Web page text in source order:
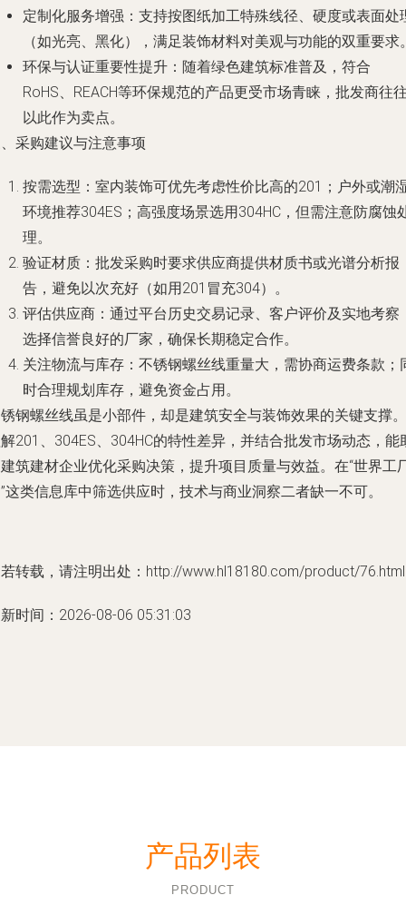
定制化服务增强 ：支持按图纸加工特殊线径、硬度或表面处
（如光亮、黑化），满足装饰材料对美观与功能的双重要求
环保与认证重要性提升 ：随着绿色建筑标准普及，符合
RoHS、REACH等环保规范的产品更受市场青睐，批发商往
以此作为卖点。
采购建议与注意事项
按需选型 ：室内装饰可优先考虑性价比高的201；户外或潮
环境推荐304ES；高强度场景选用304HC，但需注意防腐蚀
理。
验证材质 ：批发采购时要求供应商提供材质书或光谱分析报
告，避免以次充好（如用201冒充304）。
评估供应商 ：通过平台历史交易记录、客户评价及实地考察
选择信誉良好的厂家，确保长期稳定合作。
关注物流与库存 ：不锈钢螺丝线重量大，需协商运费条款；
时合理规划库存，避免资金占用。
钢螺丝线虽是小部件，却是建筑安全与装饰效果的关键支撑。
201、304ES、304HC的特性差异，并结合批发市场动态，能
筑建材企业优化采购决策，提升项目质量与效益。在“世界工
这类信息库中筛选供应时，技术与商业洞察二者缺一不可。
转载，请注明出处：http://www.hl18180.com/product/76.html
时间：2026-08-06 05:31:03
产品列表
PRODUCT